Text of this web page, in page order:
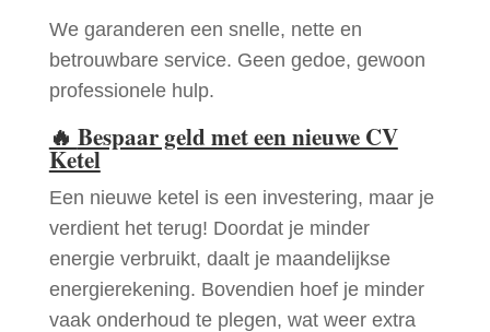
We garanderen een snelle, nette en
betrouwbare service. Geen gedoe, gewoon
professionele hulp.
🔥 Bespaar geld met een nieuwe CV
Ketel
Een nieuwe ketel is een investering, maar je
verdient het terug! Doordat je minder
energie verbruikt, daalt je maandelijkse
energierekening. Bovendien hoef je minder
vaak onderhoud te plegen, wat weer extra